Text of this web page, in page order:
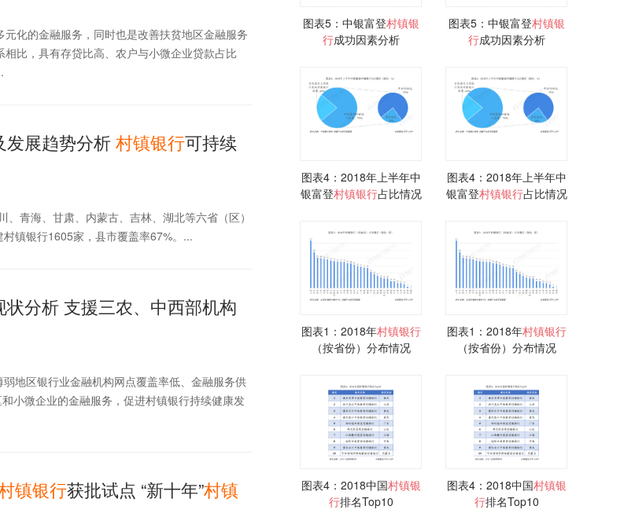
化的金融服务，同时也是改善扶贫地区金融服务
比，具有存贷比高、农户与小微企业贷款占比
发展趋势分析村镇银行可持续
青海、甘肃、内蒙古、吉林、湖北等六省（区）
镇银行1605家，县市覆盖率67%。...
状分析 支援三农、中西部机构
地区银行业金融机构网点覆盖率低、金融服务供
小微企业的金融服务，促进村镇银行持续健康发
镇银行获批试点 “新十年”村镇
图表5：中银富登村镇银
行成功因素分析
图表5：中银富登村镇银
行成功因素分析
图表4：2018年上半年中
银富登村镇银行占比情况
图表4：2018年上半年中
银富登村镇银行占比情况
图表1：2018年村镇银行
（按省份）分布情况
图表1：2018年村镇银行
（按省份）分布情况
图表4：2018中国村镇银
行排名Top10
图表4：2018中国村镇银
行排名Top10